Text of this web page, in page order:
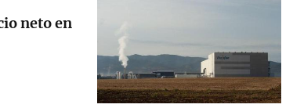
neto en